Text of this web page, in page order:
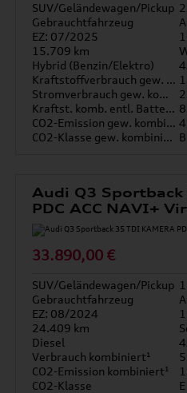
SUV/Geländewagen/Pickup
Gebrauchtfahrzeug
EZ: 07/2025
15.709 km
Hybrid (Benzin/Elektro)
Kraftstoffverbrauch gew. kombiniert
Stromverbrauch gew. kombiniert
Kraftst. komb. entl. Batterie
CO2-Emission gew. kombiniert
CO2-Klasse gew. kombiniert B
Audi Q3 Sportback
PDC ACC NAVI+
33.890,00 €
SUV/Geländewagen/Pickup
Gebrauchtfahrzeug
EZ: 08/2024
24.409 km
Diesel
Verbrauch kombiniert¹
CO2-Emission kombiniert¹
CO2-Klasse
E